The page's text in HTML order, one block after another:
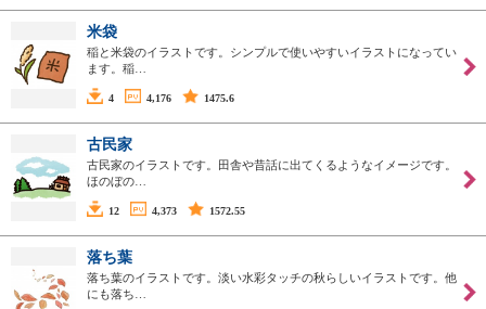
米袋
稲と米袋のイラストです。シンプルで使いやすいイラストになってい
ます。稲…
4 4,176 1475.6
古民家
古民家のイラストです。田舎や昔話に出てくるようなイメージです。
ほのぼの…
12 4,373 1572.55
落ち葉
落ち葉のイラストです。淡い水彩タッチの秋らしいイラストです。他
にも落ち…